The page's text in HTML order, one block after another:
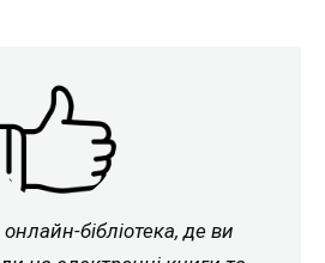
бібліотека, де ви